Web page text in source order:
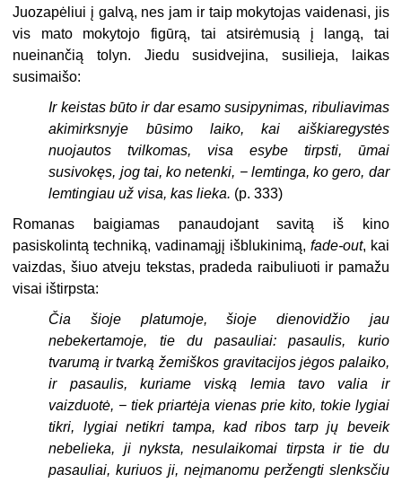
Juozapėliui į galvą, nes jam ir taip mokytojas vaidenasi, jis
vis mato mokytojo figūrą, tai atsirėmusią į langą, tai
nueinančią tolyn. Jiedu susidvejina, susilieja, laikas
susimaišo:
Ir keistas būto ir dar esamo susipynimas, ribuliavimas
akimirksnyje būsimo laiko, kai aiškiaregystės
nuojautos tvilkomas, visa esybe tirpsti, ūmai
susivokęs, jog tai, ko netenki, − lemtinga, ko gero, dar
lemtingiau už visa, kas lieka. (p. 333)
Romanas baigiamas panaudojant savitą iš kino
pasiskolintą techniką, vadinamąjį išblukinimą, fade-out, kai
vaizdas, šiuo atveju tekstas, pradeda raibuliuoti ir pamažu
visai ištirpsta:
Čia šioje platumoje, šioje dienovidžio jau
nebekertamoje, tie du pasauliai: pasaulis, kurio
tvarumą ir tvarką žemiškos gravitacijos jėgos palaiko,
ir pasaulis, kuriame viską lemia tavo valia ir
vaizduotė, − tiek priartėja vienas prie kito, tokie lygiai
tikri, lygiai netikri tampa, kad ribos tarp jų beveik
nebelieka, ji nyksta, nesulaikomai tirpsta ir tie du
pasauliai, kuriuos ji, neįmanomu peržengti slenksčiu